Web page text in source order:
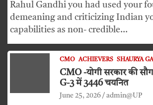
Rahul Gandhi you had used your
demeaning and criticizing Indian
capabilities as non- credible…
CMO ACHIEVERS SHAURYA
CMO -योगी सरकार की
G-3 में 3446 चयनित
June 25, 2026 admin@UP